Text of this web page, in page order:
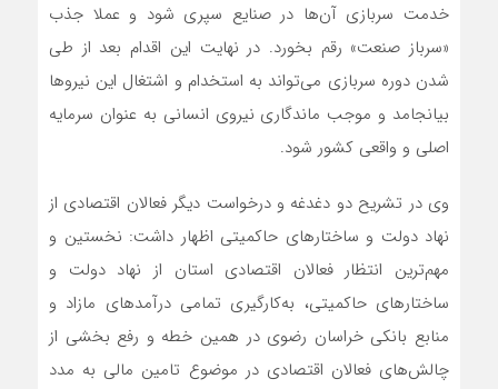
خدمت سربازی آن‌ها در صنایع سپری شود و عملا جذب
«سرباز صنعت» رقم بخورد. در نهایت این اقدام بعد از طی
شدن دوره سربازی می‌تواند به استخدام و اشتغال این نیروها
بیانجامد و موجب ماندگاری نیروی انسانی به عنوان سرمایه
اصلی و واقعی کشور شود.
وی در تشریح دو دغدغه و درخواست دیگر فعالان اقتصادی از
نهاد دولت و ساختارهای حاکمیتی اظهار داشت: نخستین و
مهم‌ترین انتظار فعالان اقتصادی استان از نهاد دولت و
ساختارهای حاکمیتی، به‌کارگیری تمامی درآمدهای مازاد و
منابع بانکی خراسان رضوی در همین خطه و رفع بخشی از
چالش‌های فعالان اقتصادی در موضوع تامین مالی به مدد